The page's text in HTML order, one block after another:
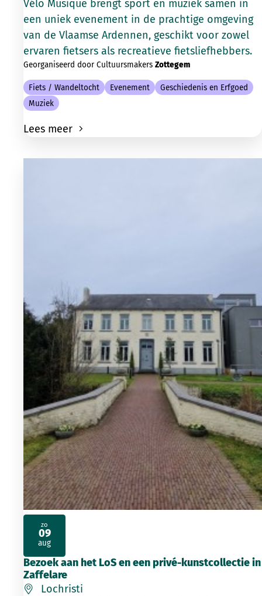
Vélo Musique brengt sport en muziek samen in
een uniek evenement in de prachtige omgeving
van de Vlaamse Ardennen, geschikt voor zowel
ervaren fietsers als recreatieve fietsliefhebbers.
Georganiseerd door Cultuursmakers Zottegem
Fiets / Wandeltocht Evenement
Geschiedenis en Erfgoed
Muziek
Lees meer
Bezoek aan het LoS en een privé-kunstcollectie in
Zaffelare
Lochristi
zo
09
aug
2026